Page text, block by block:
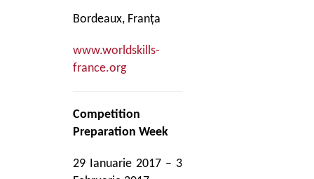
Bordeaux, Franța
www.worldskills-
france.org
Competition
Preparation Week
29 Ianuarie 2017 – 3